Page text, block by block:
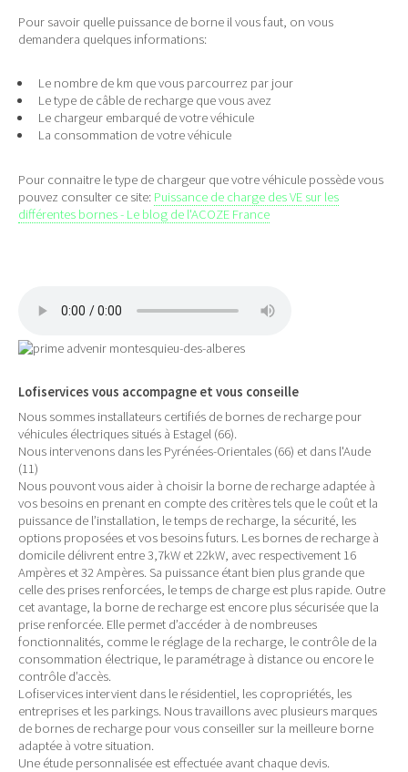
Pour savoir quelle puissance de borne il vous faut, on vous
demandera quelques informations:
Le nombre de km que vous parcourrez par jour
Le type de câble de recharge que vous avez
Le chargeur embarqué de votre véhicule
La consommation de votre véhicule
Pour connaitre le type de chargeur que votre véhicule possède vous
pouvez consulter ce site: Puissance de charge des VE sur les
différentes bornes - Le blog de l'ACOZE France
Lofiservices vous accompagne et vous conseille
Nous sommes installateurs certifiés de bornes de recharge pour
véhicules électriques situés à Estagel (66).
Nous intervenons dans les Pyrénées-Orientales (66) et dans l'Aude
(11)
Nous pouvont vous aider à choisir la borne de recharge adaptée à
vos besoins en prenant en compte des critères tels que le coût et la
puissance de l’installation, le temps de recharge, la sécurité, les
options proposées et vos besoins futurs. Les bornes de recharge à
domicile délivrent entre 3,7kW et 22kW, avec respectivement 16
Ampères et 32 Ampères. Sa puissance étant bien plus grande que
celle des prises renforcées, le temps de charge est plus rapide. Outre
cet avantage, la borne de recharge est encore plus sécurisée que la
prise renforcée. Elle permet d’accéder à de nombreuses
fonctionnalités, comme le réglage de la recharge, le contrôle de la
consommation électrique, le paramétrage à distance ou encore le
contrôle d’accès.
Lofiservices intervient dans le résidentiel, les copropriétés, les
entreprises et les parkings. Nous travaillons avec plusieurs marques
de bornes de recharge pour vous conseiller sur la meilleure borne
adaptée à votre situation.
Une étude personnalisée est effectuée avant chaque devis.